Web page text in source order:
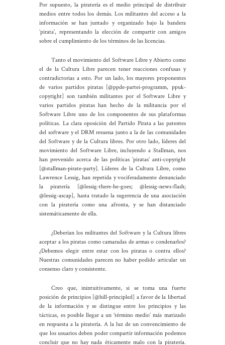
Por supuesto, la piratería es el medio principal de distribuir
medios entre todos los demás. Los militantes del acceso a la
información se han juntado y organizado bajo la bandera
’pirata’, representando la elección de compartir con amigos
sobre el cumplimiento de los términos de las licencias.
Tanto el movimiento del Software Libre y Abierto como
el de la Cultura Libre parecen tener reacciones confusas y
contradictorias a esto. Por un lado, los mayores proponentes
de varios partidos piratas [@ppde-partei-programm, ppuk-
copyright] son también militantes por el Software Libre y
varios partidos piratas han hecho de la militancia por el
Software Libre uno de los componentes de sus plataformas
políticas. La clara oposición del Partido Pirata a las patentes
del software y el DRM resuena junto a la de las comunidades
del Software y de la Cultura libres. Por otro lado, líderes del
movimiento del Software Libre, incluyendo a Stallman, nos
han prevenido acerca de las políticas ’piratas’ anti-copyright
[@stallman-pirate-party]. Líderes de la Cultura Libre, como
Lawrence Lessig, han repetida y vociferadamente denunciado
la piratería [@lessig-there-he-goes; @lessig-news-flash;
@lessig-ascap], hasta tratado la sugerencia de una asociación
con la piratería como una afronta, y se han distanciado
sistemáticamente de ella.
¿Deberían los militantes del Software y la Cultura libres
aceptar a los piratas como camaradas de armas o condenarlos?
¿Debemos elegir entre estar con los piratas o contra ellos?
Nuestras comunidades parecen no haber podido articular un
consenso claro y consistente.
Creo que, inintuitivamente, si se toma una fuerte
posición de principios [@hill-principled] a favor de la libertad
de la información y se distingue entre los principios y las
tácticas, es posible llegar a un ’término medio’ más matizado
en respuesta a la piratería. A la luz de un convencimiento de
que los usuarios deben poder compartir información podemos
concluir que no hay nada éticamente malo con la piratería.